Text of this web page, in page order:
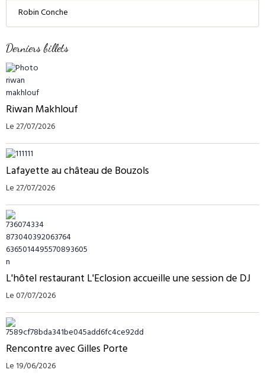
Robin Conche
Derniers billets
Riwan Makhlouf
Le 27/07/2026
Lafayette au château de Bouzols
Le 27/07/2026
L'hôtel restaurant L'Eclosion accueille une session de DJ
Le 07/07/2026
Rencontre avec Gilles Porte
Le 19/06/2026